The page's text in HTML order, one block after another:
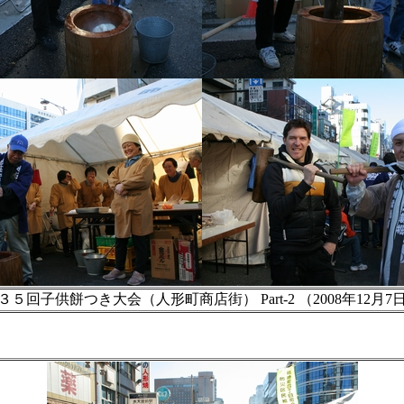
５回子供餅つき大会（人形町商店街） Part-2 （2008年12月7